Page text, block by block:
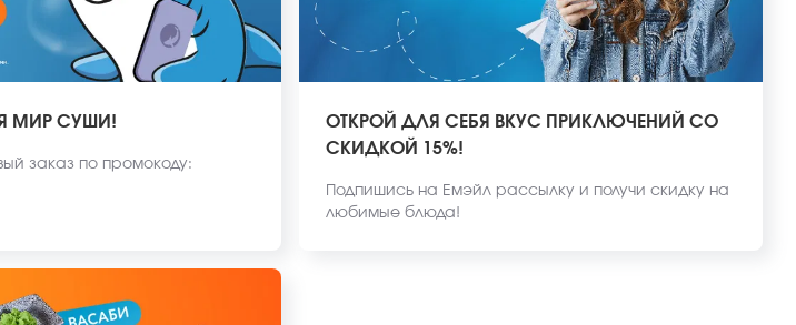
МИР СУШИ!
заказ по промокоду:
ОТКРОЙ ДЛЯ СЕБЯ ВКУС ПРИКЛЮЧЕНИЙ СО
СКИДКОЙ 15%!
Подпишись на Емэйл рассылку и получи скидку на
любимые блюда!